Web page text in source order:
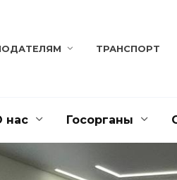
ТРАНСПОРТ
нас Госорганы